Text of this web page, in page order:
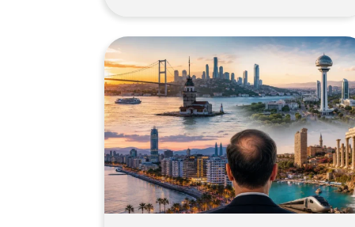
costi e sulle cliniche consigliate.
Valutazione delle esperienze
degli utenti su Reddit Reddit
funge da piattaforma dinamica
in cui le persone condividono
apertamente le loro esperienze
personali con i trapianti di
capelli. Ciò offre una ricchezza
[…]